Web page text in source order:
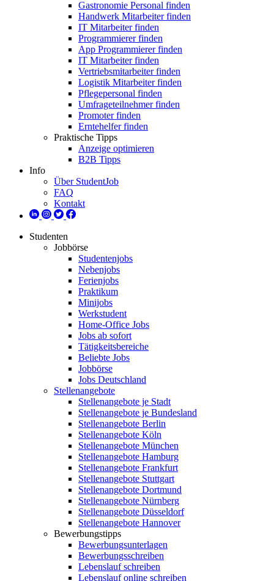
Gastronomie Personal finden
Handwerk Mitarbeiter finden
IT Mitarbeiter finden
Programmierer finden
App Programmierer finden
IT Mitarbeiter finden
Vertriebsmitarbeiter finden
Logistik Mitarbeiter finden
Pflegepersonal finden
Umfrageteilnehmer finden
Promoter finden
Erntehelfer finden
Praktische Tipps
Anzeige optimieren
B2B Tipps
Info
Über StudentJob
FAQ
Kontakt
Studenten
Jobbörse
Studentenjobs
Nebenjobs
Ferienjobs
Praktikum
Minijobs
Werkstudent
Home-Office Jobs
Jobs ab sofort
Tätigkeitsbereiche
Beliebte Jobs
Jobbörse
Jobs Deutschland
Stellenangebote
Stellenangebote je Stadt
Stellenangebote je Bundesland
Stellenangebote Berlin
Stellenangebote Köln
Stellenangebote München
Stellenangebote Hamburg
Stellenangebote Frankfurt
Stellenangebote Stuttgart
Stellenangebote Dortmund
Stellenangebote Nürnberg
Stellenangebote Düsseldorf
Stellenangebote Hannover
Bewerbungstipps
Bewerbungsunterlagen
Bewerbungsschreiben
Lebenslauf schreiben
Lebenslauf online schreiben